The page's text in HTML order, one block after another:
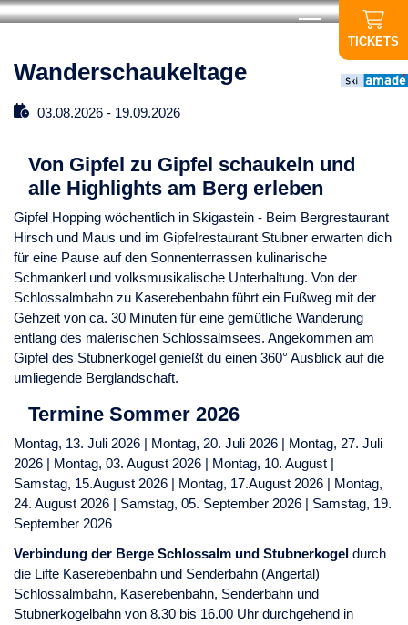
TICKETS
Wanderschaukeltage
03.08.2026- 19.09.2026
Von Gipfel zu Gipfel schaukeln und
alle Highlights am Berg erleben
Gipfel Hopping wöchentlich in Skigastein - Beim Bergrestaurant
Hirsch und Maus und im Gipfelrestaurant Stubner erwarten dich
für eine Pause auf den Sonnenterrassen kulinarische
Schmankerl und volksmusikalische Unterhaltung. Von der
Schlossalmbahn zu Kaserebenbahn führt ein Fußweg mit der
Gehzeit von ca. 30 Minuten für eine gemütliche Wanderung
entlang des malerischen Schlossalmsees. Angekommen am
Gipfel des Stubnerkogel genießt du einen 360° Ausblick auf die
umliegende Berglandschaft.
Termine Sommer 2026
Montag, 13. Juli 2026 | Montag, 20. Juli 2026 | Montag, 27. Juli
2026 | Montag, 03. August 2026 | Montag, 10. August |
Samstag, 15.August 2026 | Montag, 17.August 2026 | Montag,
24. August 2026 | Samstag, 05. September 2026 | Samstag, 19.
September 2026
Verbindung der Berge Schlossalm und Stubnerkogel durch
die Lifte Kaserebenbahn und Senderbahn (Angertal)
Schlossalmbahn, Kaserebenbahn, Senderbahn und
Stubnerkogelbahn von 8.30 bis 16.00 Uhr durchgehend in